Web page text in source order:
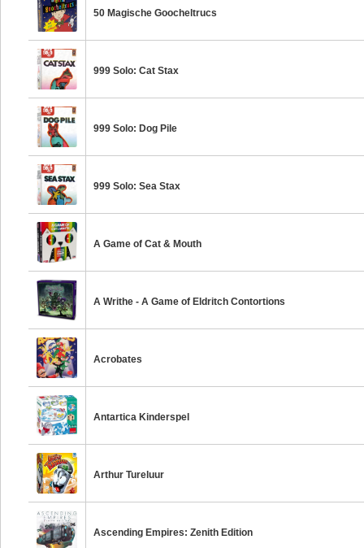
50 Magische Goocheltrucs
999 Solo: Cat Stax
999 Solo: Dog Pile
999 Solo: Sea Stax
A Game of Cat & Mouth
A Writhe - A Game of Eldritch Contortions
Acrobates
Antartica Kinderspel
Arthur Tureluur
Ascending Empires: Zenith Edition